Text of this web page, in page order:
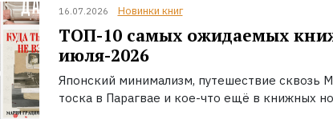
16.07.2026 Новинки книг
ТОП-10 самых ожидаемых
июля-2026
Японский минимализм, путешествие сквозь
тоска в Парагвае и кое-что ещё в книжных